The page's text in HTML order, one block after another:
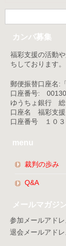
カンパ募集
福彩支援の活動
ちしております。
郵便振替口座名:
口座番号:
ゆうちょ銀行 総
口座名 福彩支援
口座番号 １０３
menu
裁判の歩み
Q&A
メールマガジ
参加メールアドレ
退会メールアドレ